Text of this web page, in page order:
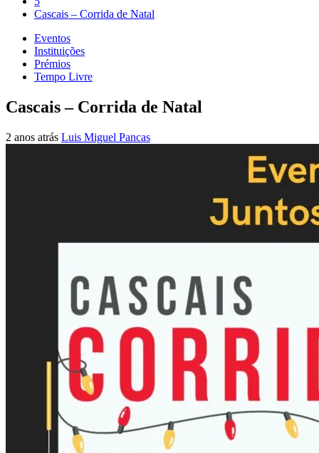
Cascais – Corrida de Natal
Eventos
Instituições
Prémios
Tempo Livre
Cascais – Corrida de Natal
2 anos atrás Luis Miguel Pancas